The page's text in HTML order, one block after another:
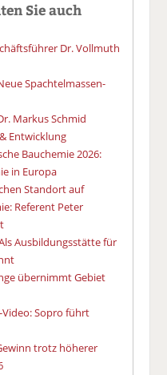
Sie auch
Dr. Vollmuth
Spachtelmassen-
Markus Schmid
Entwicklung
Bauchemie 2026:
in Europa
Standort auf
Referent Peter
Ausbildungsstätte für
übernimmt Gebiet
Sopro führt
trotz höherer